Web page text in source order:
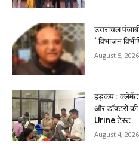
उत्तरांचल
‘ विभाजन
August 5, 2026
हड़कंप :
और डॉक्टरों
Urine टेस्ट
August 4, 2026